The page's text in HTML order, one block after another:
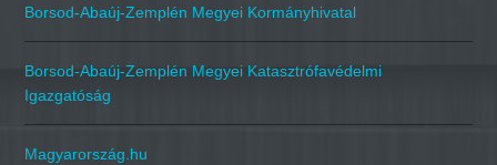
Borsod-Abaúj-Zemplén Megyei Kormányhivatal
Borsod-Abaúj-Zemplén Megyei Katasztrófavédelmi
Igazgatóság
Magyarország.hu